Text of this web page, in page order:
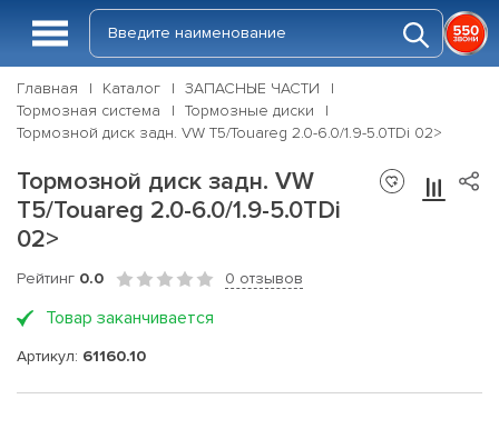
Главная Каталог
ЗАПАСНЫЕ ЧАСТИ
Тормозная система
Тормозные диски
Тормозной диск задн. VW T5/Touareg 2.0-6.0/1.9-5.0TDi 02>
Тормозной диск задн. VW
T5/Touareg 2.0-6.0/1.9-5.0TDi
02>
Рейтинг 0.0 0 отзывов
Товар заканчивается
Артикул: 61160.10